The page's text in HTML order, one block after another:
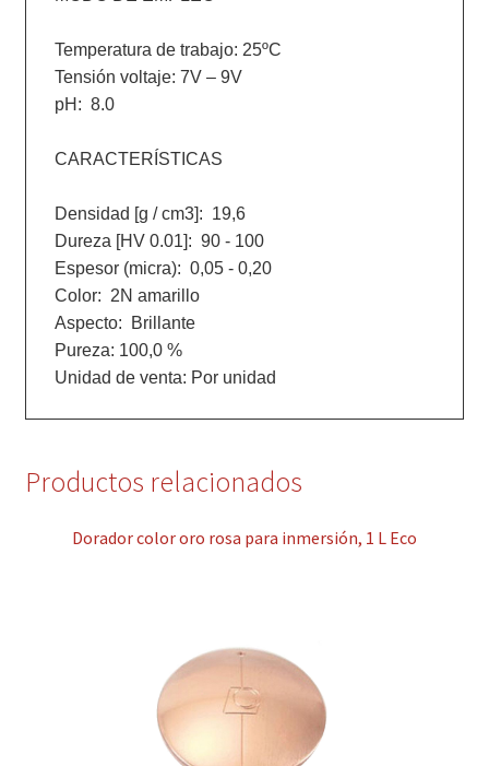
Temperatura de trabajo: 25ºC
Tensión voltaje: 7V – 9V
pH:  8.0
CARACTERÍSTICAS
Densidad [g / cm3]:  19,6
Dureza [HV 0.01]:  90 - 100
Espesor (micra):  0,05 - 0,20
Color:  2N amarillo
Aspecto:  Brillante
Pureza: 100,0 %
Unidad de venta: Por unidad
Productos relacionados
Dorador color oro rosa para inmersión, 1 L Eco